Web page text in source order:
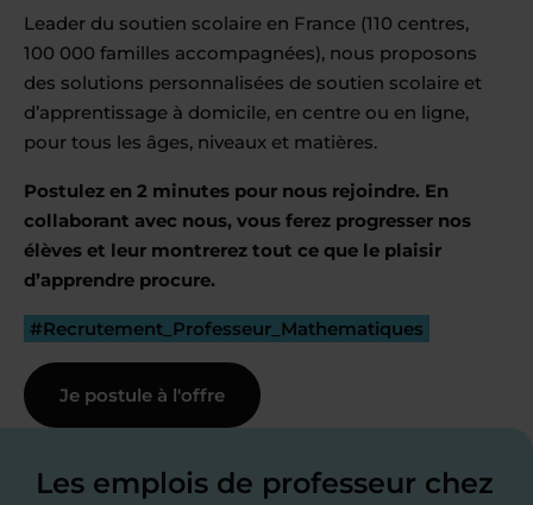
Leader du soutien scolaire en France (110 centres,
100 000 familles accompagnées), nous proposons
des solutions personnalisées de soutien scolaire et
d’apprentissage à domicile, en centre ou en ligne,
pour tous les âges, niveaux et matières.
Postulez en 2 minutes pour nous rejoindre. En
collaborant avec nous, vous ferez progresser nos
élèves et leur montrerez tout ce que le plaisir
d’apprendre procure.
#Recrutement_Professeur_Mathematiques
Je postule à l'offre
Les emplois de professeur chez